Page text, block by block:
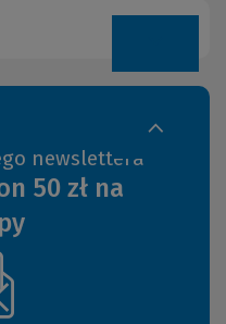
newslettera
50 zł na